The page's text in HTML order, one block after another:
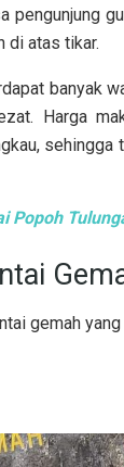
pengunjung
di atas tikar.
banyak
Harga
sehingga
Popoh
gemah